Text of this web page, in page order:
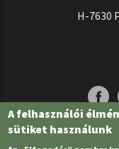
H-7630
A felhasználói
sütiket használunk